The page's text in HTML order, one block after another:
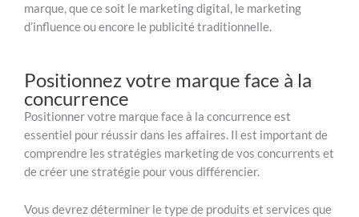
marque, que ce soit le marketing digital, le marketing
d’influence ou encore le publicité traditionnelle.
Positionnez votre marque face à la
concurrence
Positionner votre marque face à la concurrence est
essentiel pour réussir dans les affaires. Il est important de
comprendre les stratégies marketing de vos concurrents et
de créer une stratégie pour vous différencier.
Vous devrez déterminer le type de produits et services que